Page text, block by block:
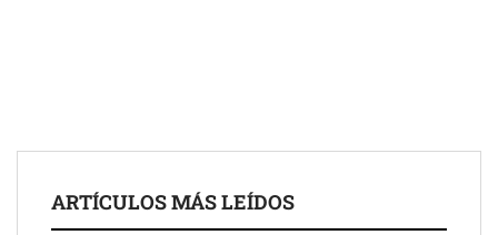
Gestoría Online reduce a unas horas el alta de autónomo
ARTÍCULOS MÁS LEÍDOS